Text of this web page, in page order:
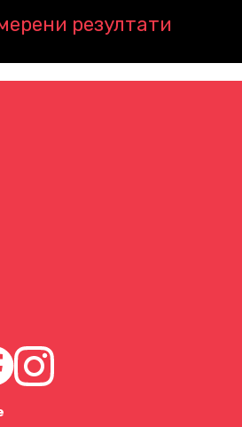
резултати